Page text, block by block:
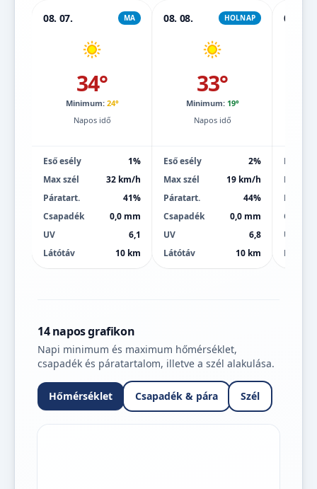
08. 07. MA
34°
Minimum: 24°
Napos idő
Eső esély
1%
Max szél
32 km/h
Páratart.
41%
Csapadék
0,0 mm
UV
6,1
Látótáv
10 km
08. 08. HOLNAP
33°
Minimum: 19°
Napos idő
Eső esély
2%
Max szél
19 km/h
Páratart.
44%
Csapadék
0,0 mm
UV
6,8
Látótáv
10 km
08. 09.
Eső
Max
UV
Látótáv
14 napos grafikon
Napi minimum és maximum hőmérséklet,
csapadék és páratartalom, illetve a szél alakulása.
Hőmérséklet Csapadék & pára Szél